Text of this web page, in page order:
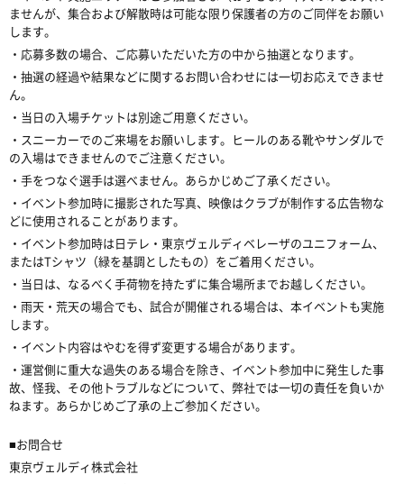
ませんが、集合および解散時は可能な限り保護者の方のご同伴をお願い
します。
・応募多数の場合、ご応募いただいた方の中から抽選となります。
・抽選の経過や結果などに関するお問い合わせには一切お応えできませ
ん。
・当日の入場チケットは別途ご用意ください。
・スニーカーでのご来場をお願いします。ヒールのある靴やサンダルで
の入場はできませんのでご注意ください。
・手をつなぐ選手は選べません。あらかじめご了承ください。
・イベント参加時に撮影された写真、映像はクラブが制作する広告物な
どに使用されることがあります。
・イベント参加時は日テレ・東京ヴェルディベレーザのユニフォーム、
またはTシャツ（緑を基調としたもの）をご着用ください。
・当日は、なるべく手荷物を持たずに集合場所までお越しください。
・雨天・荒天の場合でも、試合が開催される場合は、本イベントも実施
します。
・イベント内容はやむを得ず変更する場合があります。
・運営側に重大な過失のある場合を除き、イベント参加中に発生した事
故、怪我、その他トラブルなどについて、弊社では一切の責任を負いか
ねます。あらかじめご了承の上ご参加ください。
■お問合せ
東京ヴェルディ株式会社